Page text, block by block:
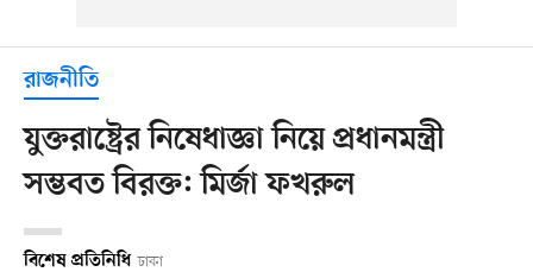
রাজনীতি
যুক্তরাষ্ট্রের নিষেধাজ্ঞা নিয়ে প্রধানমন্ত্রী
সম্ভবত বিরক্ত: মির্জা ফখরুল
বিশেষ প্রতিনিধি ঢাকা